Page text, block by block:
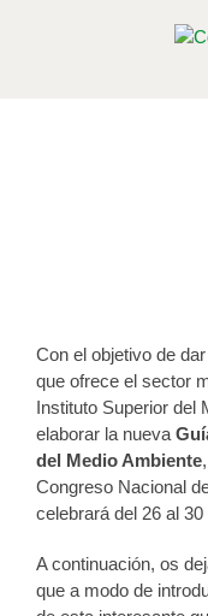
Con el objetivo de
que ofrece el sector
Instituto Superior del
elaborar la nueva
del Medio Ambiente
Congreso Nacional
celebrará del 26 al
A continuación, os
que a modo de